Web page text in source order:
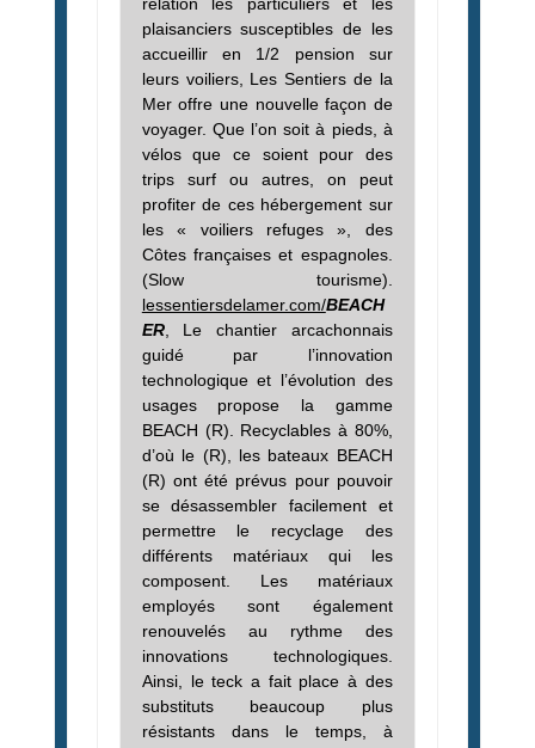
plaisanciers susceptibles de les
accueillir en 1/2 pension sur
leurs voiliers, Les Sentiers de la
Mer offre une nouvelle façon de
voyager. Que l’on soit à pieds, à
vélos que ce soient pour des
trips surf ou autres, on peut
profiter de ces hébergement sur
les « voiliers refuges », des
Côtes françaises et espagnoles.
(Slow tourisme).
lessentiersdelamer.com/BEACH
ER, Le chantier arcachonnais
guidé par l’innovation
technologique et l’évolution des
usages propose la gamme
BEACH (R). Recyclables à 80%,
d’où le (R), les bateaux BEACH
(R) ont été prévus pour pouvoir
se désassembler facilement et
permettre le recyclage des
différents matériaux qui les
composent. Les matériaux
employés sont également
renouvelés au rythme des
innovations technologiques.
Ainsi, le teck a fait place à des
substituts beaucoup plus
résistants dans le temps, à